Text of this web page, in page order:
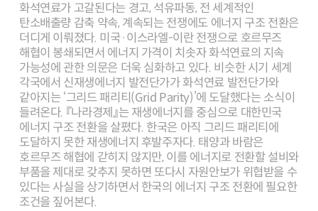
화석연료가 고갈된다는 경고, 석유파동, 전 세계적인
탄소배출량 감축 약속, 계속되는 전쟁에도 에너지 구조 전환은
더디게 이뤄졌다. 미국·이스라엘-이란 전쟁으로 호르무즈
해협이 봉쇄되면서 에너지 가격이 치솟자 화석연료의 지속
가능성에 관한 의문은 더욱 심화하고 있다. 비슷한 시기 세계
각국에서 신재생에너지 발전단가가 화석연료 발전단가와
같아지는 ‘그리드 패리티(Grid Parity)’에 도달했다는 소식이
들려온다. 『나라경제』는 재생에너지를 중심으로 대한민국
에너지 구조 전환을 살폈다. 한국은 아직 그리드 패리티에
도달하지 못한 재생에너지 후발주자다. 태양과 바람은
호르무즈 해협에 갇히지 않지만, 이를 에너지로 전환할 설비와
부품을 제대로 갖추지 못하면 또다시 자원안보가 위협받을 수
있다는 사실을 상기하면서 한국의 에너지 구조 전환에 필요한
조건을 짚어본다.